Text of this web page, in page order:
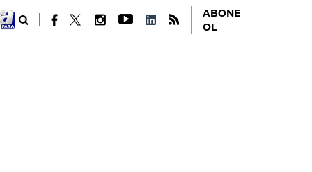
ABONE
OL